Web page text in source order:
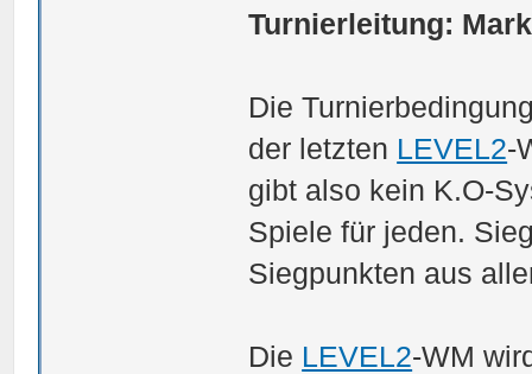
Turnierleitung:
Die
der letzten LEVEL2-
gibt also kein K.O-
Spiele für jeden.
Siegpunkten aus
Die LEVEL2-WM